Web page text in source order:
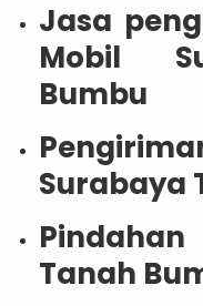
Jasa
Mobil
Bumbu
Surabaya
Tanah